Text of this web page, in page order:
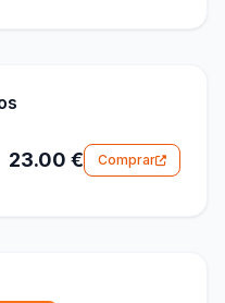
23.00 € Comprar